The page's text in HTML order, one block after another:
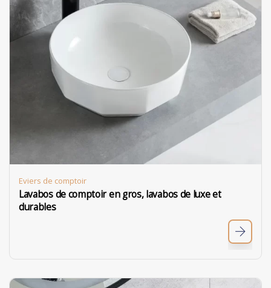
Eviers de comptoir
Lavabos de comptoir en gros, lavabos de luxe et
durables